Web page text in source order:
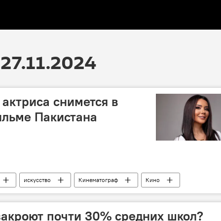
снимется в
Пакистана
искусство Кинематограф
Кино
Расулова Съемки
почти 30% средних школ?